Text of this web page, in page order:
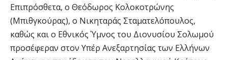
Επιπρόσθετα, ο Θεόδωρος Κολοκοτρώνης
(Μπιθγκούρας), ο Νικηταράς Σταματελόπουλος,
καθώς και ο Εθνικός Ύμνος του Διονυσίου Σολωμού
προσέφεραν στον Υπέρ Ανεξαρτησίας των Ελλήνων